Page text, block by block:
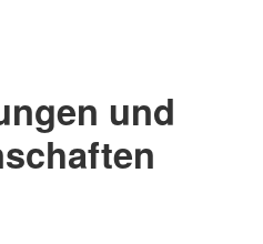
und